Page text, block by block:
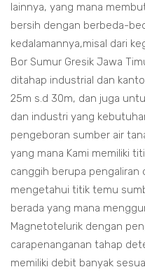
lainnya, yang mana
bersih dengan berbeda-
kedalamannya,misal dari
Bor Sumur Gresik Jawa
ditahap industrial dan
25m s.d 30m, dan juga
dan industri yang
pengeboran sumber air
yang mana Kami memiliki
canggih berupa pengaliran
mengetahui titik temu
berada yang mana
Magnetotelurik dengan
carapenanganan tahap
memiliki debit banyak